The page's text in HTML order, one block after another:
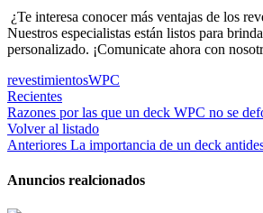
¿Te interesa conocer más ventajas de los
Nuestros especialistas están listos para
personalizado. ¡Comunicate ahora con
revestimientosWPC
Recientes
Razones por las que un deck WPC no se
Volver al listado
Anteriores La importancia de un deck
Anuncios realcionados